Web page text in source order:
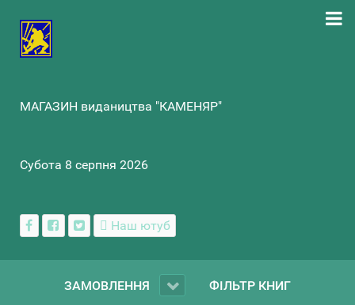
МАГАЗИН видаництва "КАМЕНЯР"
Субота 8 серпня 2026
Наш ютуб
ЗАМОВЛЕННЯ ФІЛЬТР КНИГ